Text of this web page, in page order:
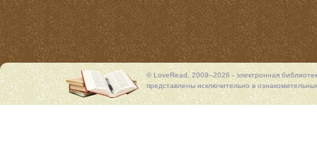
© LoveRead, 2009–2026 - электронная
представлены исключительно в